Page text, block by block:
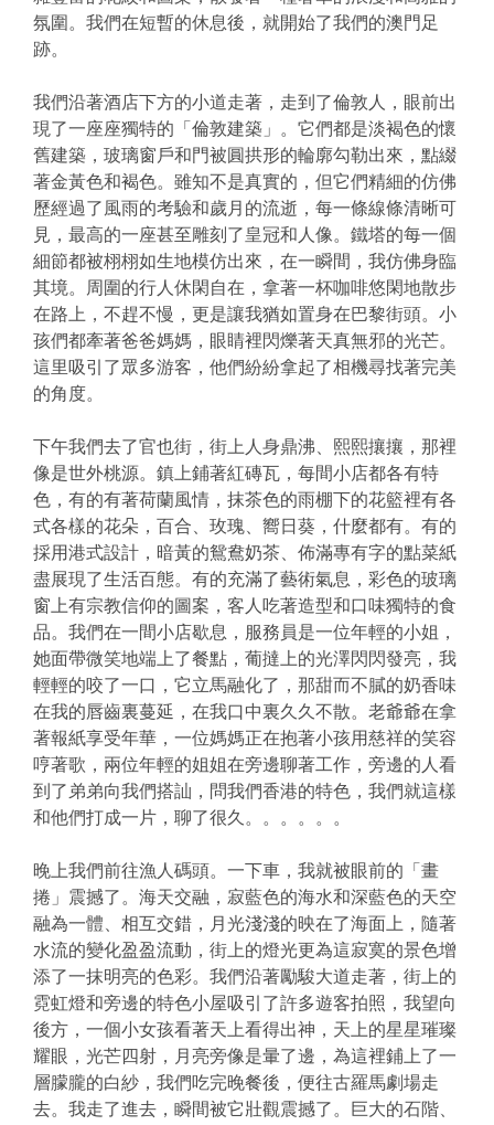
氛圍。我們在短暫的休息後，就開始了我們的澳門足
跡。
我們沿著酒店下方的小道走著，走到了倫敦人，眼前出
現了一座座獨特的「倫敦建築」。它們都是淡褐色的懷
舊建築，玻璃窗戶和門被圓拱形的輪廓勾勒出來，點綴
著金黃色和褐色。雖知不是真實的，但它們精細的仿佛
歷經過了風雨的考驗和歲月的流逝，每一條線條清晰可
見，最高的一座甚至雕刻了皇冠和人像。鐵塔的每一個
細節都被栩栩如生地模仿出來，在一瞬間，我仿佛身臨
其境。周圍的行人休閑自在，拿著一杯咖啡悠閑地散步
在路上，不趕不慢，更是讓我猶如置身在巴黎街頭。小
孩們都牽著爸爸媽媽，眼睛裡閃爍著天真無邪的光芒。
這里吸引了眾多游客，他們紛紛拿起了相機尋找著完美
的角度。
下午我們去了官也街，街上人身鼎沸、熙熙攘攘，那裡
像是世外桃源。鎮上鋪著紅磚瓦，每間小店都各有特
色，有的有著荷蘭風情，抹茶色的雨棚下的花籃裡有各
式各樣的花朵，百合、玫瑰、嚮日葵，什麼都有。有的
採用港式設計，暗黃的鴛鴦奶茶、佈滿專有字的點菜紙
盡展現了生活百態。有的充滿了藝術氣息，彩色的玻璃
窗上有宗教信仰的圖案，客人吃著造型和口味獨特的食
品。我們在一間小店歇息，服務員是一位年輕的小姐，
她面帶微笑地端上了餐點，葡撻上的光澤閃閃發亮，我
輕輕的咬了一口，它立馬融化了，那甜而不膩的奶香味
在我的唇齒裏蔓延，在我口中裏久久不散。老爺爺在拿
著報紙享受年華，一位媽媽正在抱著小孩用慈祥的笑容
哼著歌，兩位年輕的姐姐在旁邊聊著工作，旁邊的人看
到了弟弟向我們搭訕，問我們香港的特色，我們就這樣
和他們打成一片，聊了很久。。。。。。
晚上我們前往漁人碼頭。一下車，我就被眼前的「畫
捲」震撼了。海天交融，寂藍色的海水和深藍色的天空
融為一體、相互交錯，月光淺淺的映在了海面上，隨著
水流的變化盈盈流動，街上的燈光更為這寂寞的景色增
添了一抹明亮的色彩。我們沿著勵駿大道走著，街上的
霓虹燈和旁邊的特色小屋吸引了許多遊客拍照，我望向
後方，一個小女孩看著天上看得出神，天上的星星璀璨
耀眼，光芒四射，月亮旁像是暈了邊，為這裡鋪上了一
層朦朧的白紗，我們吃完晚餐後，便往古羅馬劇場走
去。我走了進去，瞬間被它壯觀震撼了。巨大的石階、